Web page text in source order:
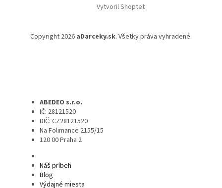
Vytvoril Shoptet
Copyright 2026 aDarceky.sk. Všetky práva vyhradené.
ABEDEO s.r.o.
IČ: 28121520
DIČ: CZ28121520
Na Folimance 2155/15
120 00 Praha 2
Náš príbeh
Blog
Výdajné miesta